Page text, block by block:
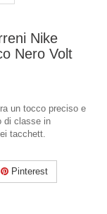
Nike
Nero Volt
un tocco preciso e
di classe in
tacchett.
Pinterest